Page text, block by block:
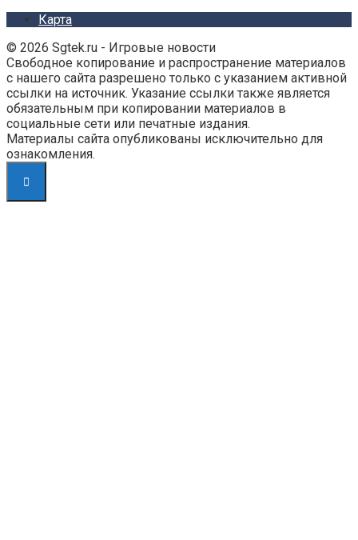
Карта
© 2026 Sgtek.ru - Игровые новости
Свободное копирование и распространение материалов
с нашего сайта разрешено только с указанием активной
ссылки на источник. Указание ссылки также является
обязательным при копировании материалов в
социальные сети или печатные издания.
Материалы сайта опубликованы исключительно для
ознакомления.